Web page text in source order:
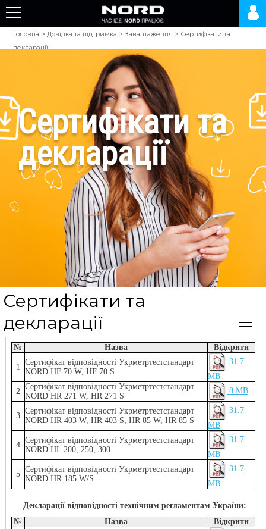
Головна >Довідка та підтримка >Завантаження > Сертифікати та
декларації
Сертифікати та
декларації
Сертифікати та
декларації
На цій сторінці Ви можете отримати необхідний сертифікат і
декларацію відповідності на моделі, які постачаються до України та
Сертіфікати відповідності:
№
Назва Відкрити
1
Сертифікат відповідності Укрметртестстандарт
NORD HF 70 W, HF 70 S
31.7
MB
2
Сертифікат відповідності Укрметртестстандарт
NORD HR 271 W, HR 271 S
8 MB
3
Сертифікат відповідності Укрметртестстандарт
NORD HR 403 W, HR 403 S, HR 85 W, HR 85 S
31.7
MB
4
Сертифікат відповідності Укрметртестстандарт
NORD HL 200, 250, 300
31.7
MB
5
Сертифікат відповідності Укрметртестстандарт
NORD HR 185 W/S
31.7
MB
Декларації відповідності технічним регламентам України:
№
Назва
Відкрити